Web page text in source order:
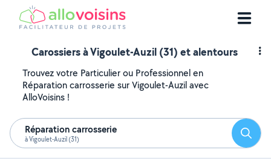
Carossiers à Vigoulet-Auzil (31) et alentours
Trouvez votre Particulier ou Professionnel en
Réparation carrosserie sur Vigoulet-Auzil avec
AlloVoisins !
Réparation carrosserie
à Vigoulet-Auzil (31)